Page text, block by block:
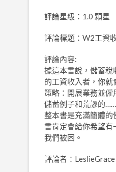
評論星級：1.0 顆星
評論標題：W2工資
評論內容:
據這本書說，儲蓄
的工資收入者，你
策略：開展業務並僱
儲蓄例子和荒謬的
整本書是充滿簡體的
書肯定會給你希望有
我們被困。
評論者：LeslieGrace